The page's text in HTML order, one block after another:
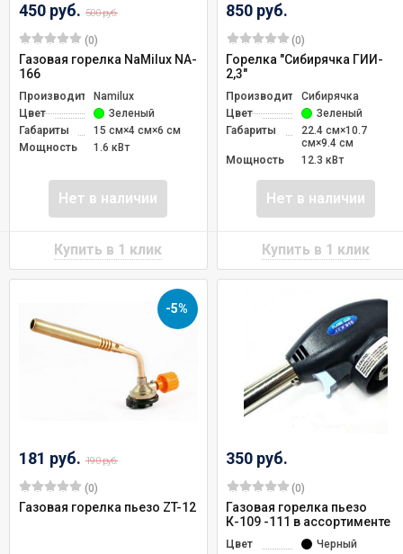
450 руб. 500 руб.
(0)
Газовая горелка NaMilux NA-
166
ПроизводительNamilux
Цвет
Зеленый
Габариты
15 см×4 см×6 см
Мощность
1.6 кВт
Нет в наличии
850 руб.
(0)
Горелка "Сибирячка ГИИ-
2,3"
ПроизводительСибирячка
Цвет
Зеленый
Габариты
22.4 см×10.7
см×9.4 см
Мощность
12.3 кВт
Нет в наличии
-5%
181 руб. 190 руб.
(0)
Газовая горелка пьезо ZT-12
350 руб.
(0)
Газовая горелка пьезо
К-109 -111 в ассортименте
Цвет Черный